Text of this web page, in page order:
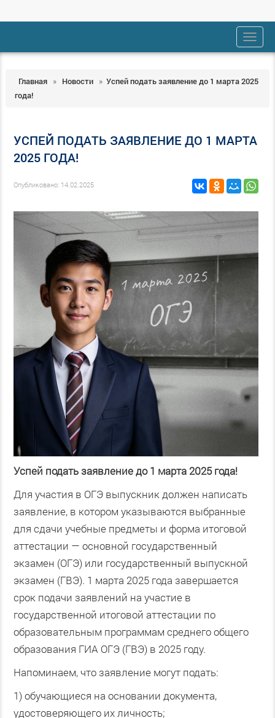
trk
Главная » Новости » Успей подать заявление до 1 марта 2025
года!
УСПЕЙ ПОДАТЬ ЗАЯВЛЕНИЕ ДО 1 МАРТА
2025 ГОДА!
Опубликовано: 14.02.2025
Успей подать заявление до 1 марта 2025 года!
Для участия в ОГЭ выпускник должен написать
заявление, в котором указываются выбранные
для сдачи учебные предметы и форма итоговой
аттестации — основной государственный
экзамен (ОГЭ) или государственный выпускной
экзамен (ГВЭ). 1 марта 2025 года завершается
срок подачи заявлений на участие в
государственной итоговой аттестации по
образовательным программам среднего общего
образования ГИА ОГЭ (ГВЭ) в 2025 году.
Напоминаем, что заявление могут подать:
1) обучающиеся на основании документа,
удостоверяющего их личность;